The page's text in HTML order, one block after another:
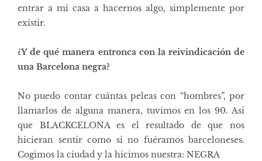
entrar a mi casa a hacernos algo, simplemente por
existir.
¿Y de qué manera entronca con la reivindicación de
una Barcelona negra?
No puedo contar cuántas peleas con “hombres”, por
llamarlos de alguna manera, tuvimos en los 90. Así
que BLACKCELONA es el resultado de que nos
hicieran sentir como si no fuéramos barceloneses.
Cogimos la ciudad y la hicimos nuestra: NEGRA